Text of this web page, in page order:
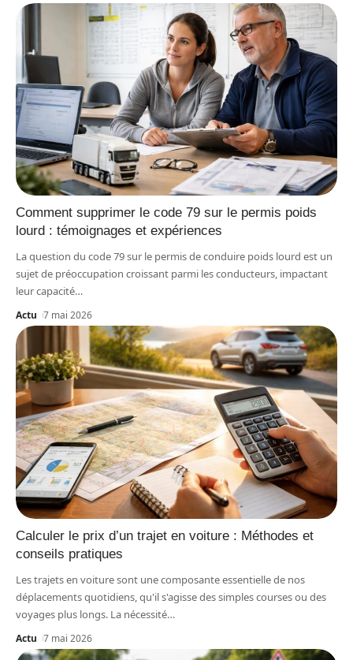
Comment supprimer le code 79 sur le permis poids
lourd : témoignages et expériences
La question du code 79 sur le permis de conduire poids lourd est un
sujet de préoccupation croissant parmi les conducteurs, impactant
leur capacité…
Actu 7 mai 2026
Calculer le prix d’un trajet en voiture : Méthodes et
conseils pratiques
Les trajets en voiture sont une composante essentielle de nos
déplacements quotidiens, qu'il s'agisse des simples courses ou des
voyages plus longs. La nécessité…
Actu 7 mai 2026